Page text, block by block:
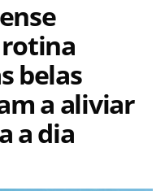
rotina
belas
a aliviar
a dia